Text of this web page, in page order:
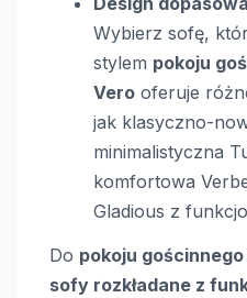
Wybierz sofę,
stylem pokoju
Vero oferuje
jak klasyczno-
minimalistyczna
komfortowa
Gladious z
Do pokoju gościnnego
sofy rozkładane z